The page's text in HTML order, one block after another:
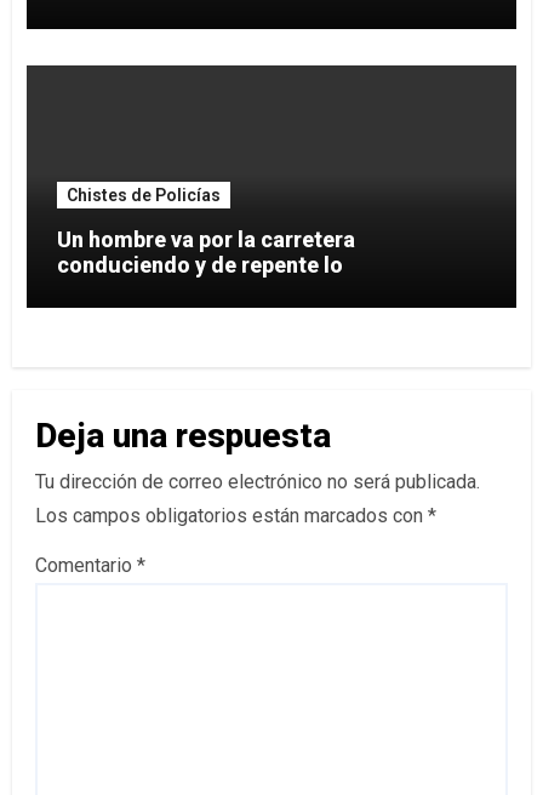
Chistes de Policías
Un hombre va por la carretera
conduciendo y de repente lo
Deja una respuesta
Tu dirección de correo electrónico no será publicada.
Los campos obligatorios están marcados con *
Comentario *